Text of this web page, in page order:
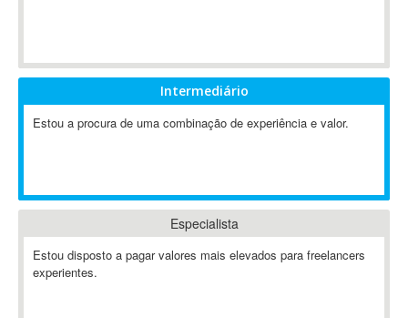
ABAP
Abaqus
ABBYY FineReader
Ableton
Ableton Push
Abstract
Intermediário
Estou a procura de uma combinação de experiência e valor.
Especialista
Estou disposto a pagar valores mais elevados para freelancers
experientes.